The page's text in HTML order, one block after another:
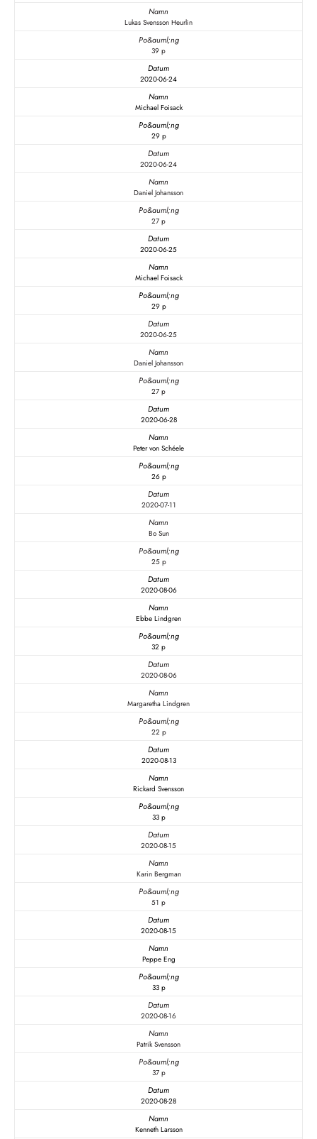
Lukas Svensson Heurlin
39 p
2020-06-24
Michael Foisack
29 p
2020-06-24
Daniel Johansson
27 p
2020-06-25
Michael Foisack
29 p
2020-06-25
Daniel Johansson
27 p
2020-06-28
Peter von Schéele
26 p
2020-07-11
Bo Sun
25 p
2020-08-06
Ebbe Lindgren
32 p
2020-08-06
Margaretha Lindgren
22 p
2020-08-13
Rickard Svensson
33 p
2020-08-15
Karin Bergman
51 p
2020-08-15
Peppe Eng
33 p
2020-08-16
Patrik Svensson
37 p
2020-08-28
Kenneth Larsson